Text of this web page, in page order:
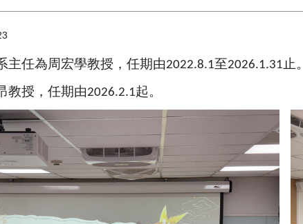
主任為周宏學教授，任期由2022.8.1至2026.1.31 止。
教授，任期由2026.2.1起。